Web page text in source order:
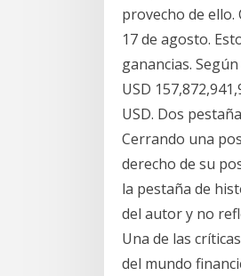
provecho de ello.
17 de agosto.
ganancias.
USD
USD. Dos
Cerrando una
derecho de su
la pestaña de
del autor y no
Una de las
del mundo